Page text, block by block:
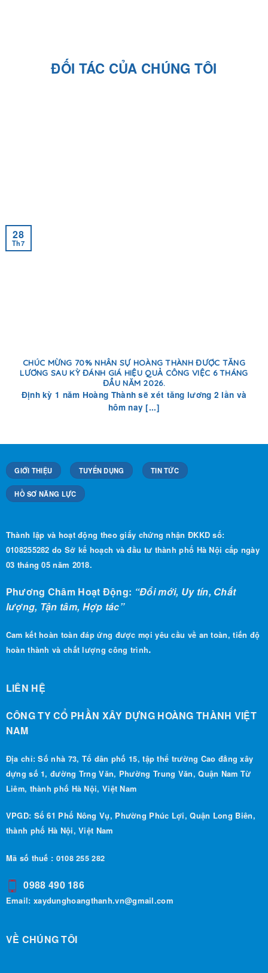
ĐỐI TÁC CỦA CHÚNG TÔI
CHÚC MỪNG 70% NHÂN SỰ HOÀNG THÀNH ĐƯỢC TĂNG
LƯƠNG SAU KỲ ĐÁNH GIÁ HIỆU QUẢ CÔNG VIỆC 6 THÁNG
ĐẦU NĂM 2026.
Định kỳ 1 năm Hoàng Thành sẽ xét tăng lương 2 lần và
hôm nay [...]
28
Th7
GIỚI THIỆU TUYỂN DỤNG TIN TỨC
HỒ SƠ NĂNG LỰC
Thành lập và hoạt động theo giấy chứng nhận ĐKKD số:
0108255282 do Sở kế hoạch và đầu tư thành phố Hà Nội cấp ngày
03 tháng 05 năm 2018.
Phương Châm Hoạt Động: “Đổi mới, Uy tín, Chất
lượng, Tận tâm, Hợp tác”
Cam kết hoàn toàn đáp ứng được mọi yêu cầu về an toàn, tiến độ
hoàn thành và chất lượng công trình.
LIÊN HỆ
CÔNG TY CỔ PHẦN XÂY DỰNG HOÀNG THÀNH VIỆT
NAM
Địa chỉ: Số nhà 73, Tổ dân phố 15, tập thể trường Cao đẳng xây
dựng số 1, đường Trng Văn, Phường Trung Văn, Quận Nam Từ
Liêm, thành phố Hà Nội, Việt Nam
VPGD: Số 61 Phố Nông Vụ, Phường Phúc Lợi, Quận Long Biên,
thành phố Hà Nội, Việt Nam
Mã số thuế : 0108 255 282
0988 490 186
Email: xaydunghoangthanh.vn@gmail.com
VỀ CHÚNG TÔI